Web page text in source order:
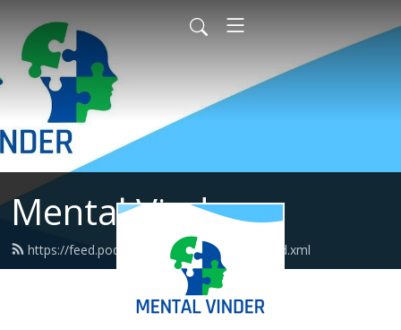
Mental Vinder
https://feed.podbean.com/mentalvinder/feed.xml